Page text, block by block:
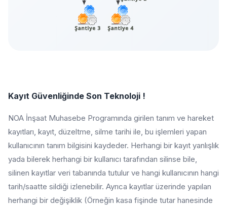
Kayıt Güvenliğinde Son Teknoloji !
NOA İnşaat Muhasebe Programında girilen tanım ve hareket
kayıtları, kayıt, düzeltme, silme tarihi ile, bu işlemleri yapan
kullanıcının tanım bilgisini kaydeder. Herhangi bir kayıt yanlışlık
yada bilerek herhangi bir kullanıcı tarafından silinse bile,
silinen kayıtlar veri tabanında tutulur ve hangi kullanıcının hangi
tarih/saatte sildiği izlenebilir. Ayrıca kayıtlar üzerinde yapılan
herhangi bir değişiklik (Örneğin kasa fişinde tutar hanesinde